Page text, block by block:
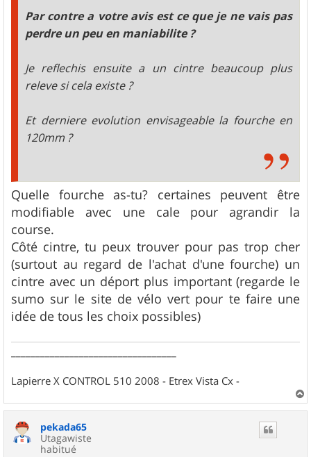
Par contre a votre avis est ce que je ne vais pas
perdre un peu en maniabilite ?
Je reflechis ensuite a un cintre beaucoup plus
releve si cela existe ?
Et derniere evolution envisageable la fourche en
120mm ?
Quelle fourche as-tu? certaines peuvent être
modifiable avec une cale pour agrandir la
course.
Côté cintre, tu peux trouver pour pas trop cher
(surtout au regard de l'achat d'une fourche) un
cintre avec un déport plus important (regarde le
sumo sur le site de vélo vert pour te faire une
idée de tous les choix possibles)
Lapierre X CONTROL 510 2008 - Etrex Vista Cx -
a
pekada65
Utagawiste
habitué